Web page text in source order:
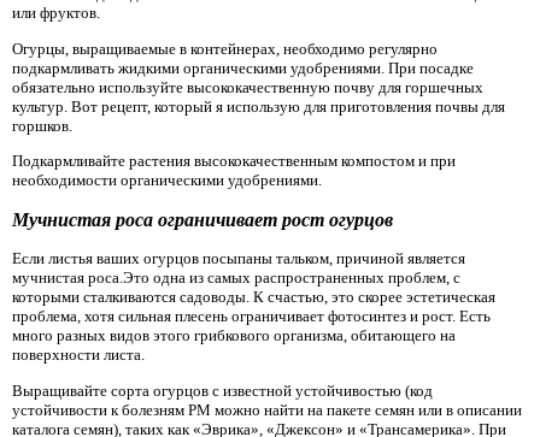
или фруктов.
Огурцы, выращиваемые в контейнерах, необходимо регулярно
подкармливать жидкими органическими удобрениями. При посадке
обязательно используйте высококачественную почву для горшечных
культур. Вот рецепт, который я использую для приготовления почвы для
горшков.
Подкармливайте растения высококачественным компостом и при
необходимости органическими удобрениями.
Мучнистая роса ограничивает рост огурцов
Если листья ваших огурцов посыпаны тальком, причиной является
мучнистая роса.Это одна из самых распространенных проблем, с
которыми сталкиваются садоводы. К счастью, это скорее эстетическая
проблема, хотя сильная плесень ограничивает фотосинтез и рост. Есть
много разных видов этого грибкового организма, обитающего на
поверхности листа.
Выращивайте сорта огурцов с известной устойчивостью (код
устойчивости к болезням PM можно найти на пакете семян или в описании
каталога семян), таких как «Эврика», «Джексон» и «Трансамерика». При